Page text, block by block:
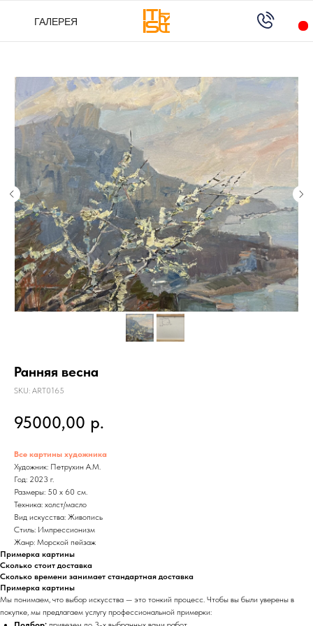
ГАЛЕРЕЯ
ГАЛЕРЕЯ
Ранняя весна
SKU: ART0165
95000,00 р.
Все картины художника
Художник: Петрухин А.М.
Год: 2023 г.
Размеры: 50 x 60 см.
Техника: холст/масло
Вид искусства: Живопись
Стиль: Импрессионизм
Жанр: Морской пейзаж
Примерка картины
Сколько стоит доставка
Сколько времени занимает стандартная доставка
Примерка картины
Мы понимаем, что выбор искусства — это тонкий процесс. Чтобы вы были уверены в
покупке, мы предлагаем услугу профессиональной примерки: